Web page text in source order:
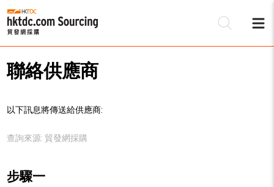
聯絡供應商
以下訊息將傳送給供應商:
查詢來源: 貿發網採購
步驟一